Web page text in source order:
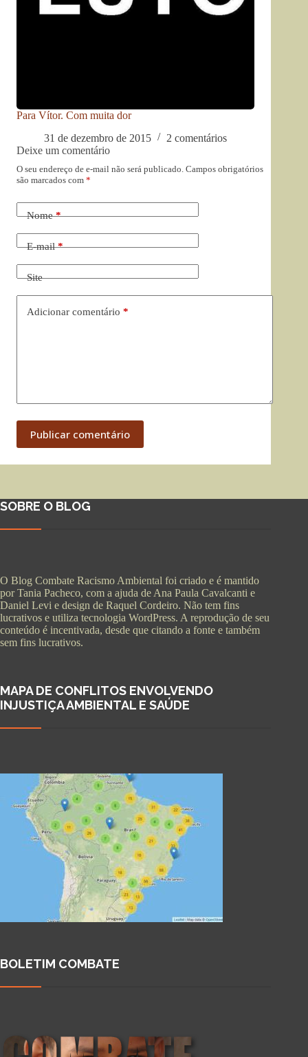
Para Vítor. Com muita dor
31 de dezembro de 2015
2 comentários
Deixe um comentário
O seu endereço de e-mail não será publicado. Campos obrigatórios
são marcados com *
Nome*
E-mail*
Site
Adicionar comentário *
Publicar comentário
SOBRE O BLOG
O Blog Combate Racismo Ambiental foi criado e é mantido
por Tania Pacheco, com a ajuda de Ana Paula Cavalcanti e
Daniel Levi e design de Raquel Cordeiro. Não tem fins
lucrativos e utiliza tecnologia WordPress. A reprodução de seu
conteúdo é incentivada, desde que citando a fonte e também
sem fins lucrativos.
MAPA DE CONFLITOS ENVOLVENDO
INJUSTIÇA AMBIENTAL E SAÚDE
BOLETIM COMBATE